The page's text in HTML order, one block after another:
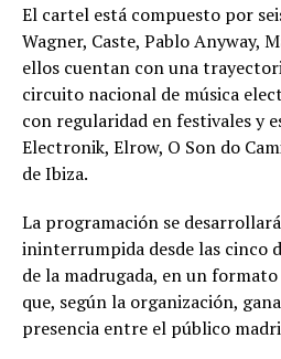
El cartel está compuesto por
Wagner, Caste, Pablo Anyway,
ellos cuentan con una
circuito nacional de música
con regularidad en festivales y
Electronik, Elrow, O Son do
de Ibiza.
La programación se
ininterrumpida desde las cinco
de la madrugada, en un
que, según la organización,
presencia entre el público